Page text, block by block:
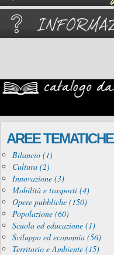
AREE TEMATICHE
Bilancio (1)
Cultura (2)
Innovazione (3)
Mobilità e trasporti (4)
Opere pubbliche (150)
Popolazione (60)
Scuola ed educazione (1)
Sviluppo ed economia (56)
Territorio e Ambiente (15)